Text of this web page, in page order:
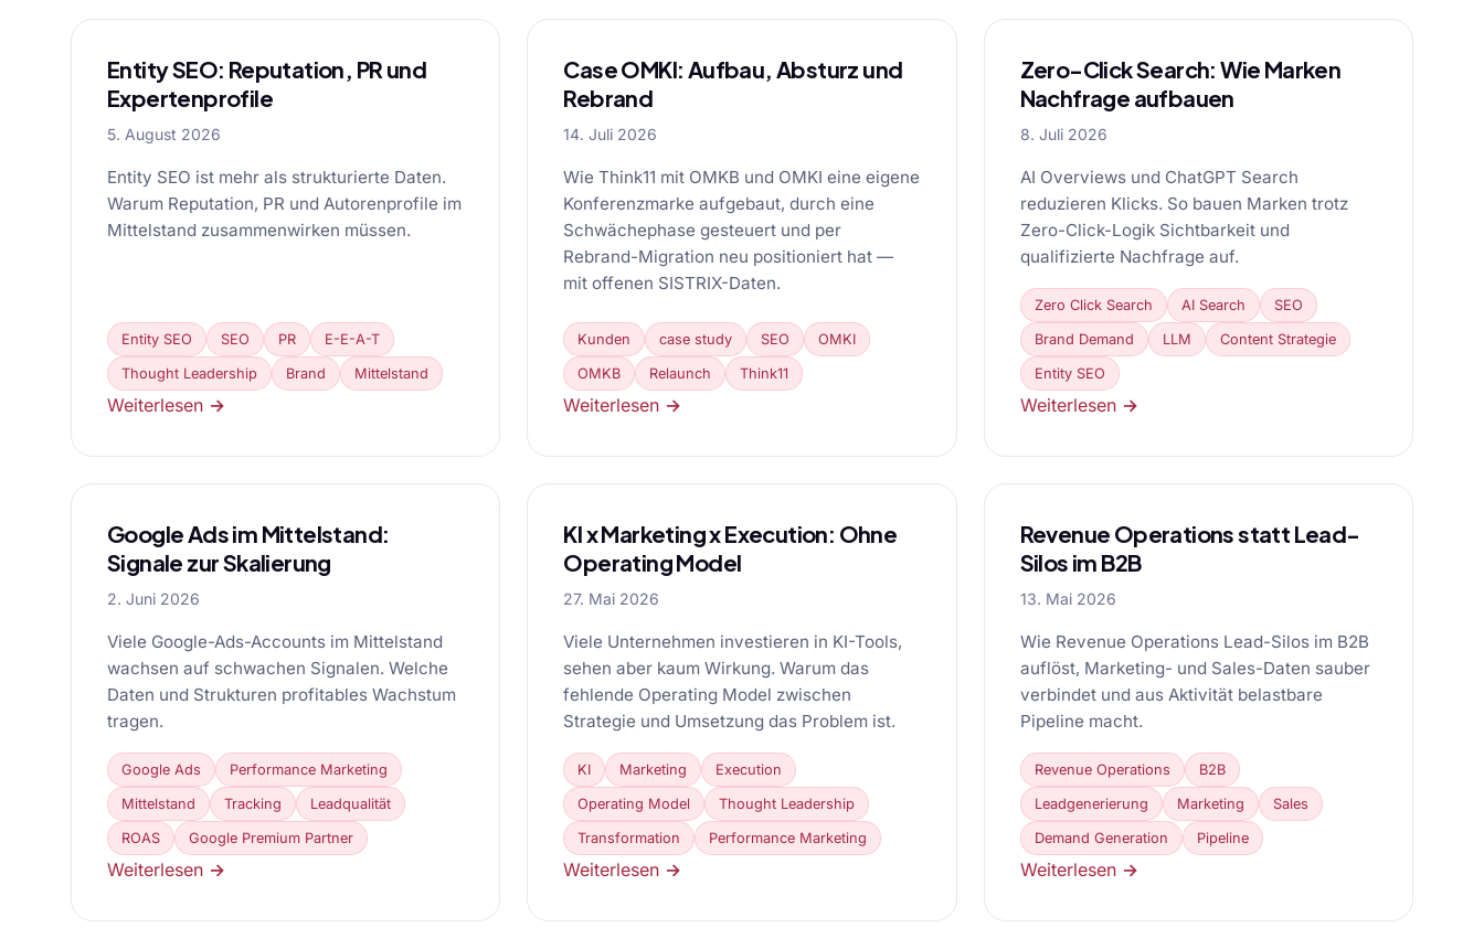
Alle Blog-Artikel
Entity SEO: Reputation, PR und
Expertenprofile
5. August 2026
Entity SEO ist mehr als strukturierte Daten.
Warum Reputation, PR und Autorenprofile im
Mittelstand zusammenwirken müssen.
Entity SEO SEO PR E-E-A-T
Thought Leadership Brand Mittelstand
Weiterlesen →
Case OMKI: Aufbau, Absturz und
Rebrand
14. Juli 2026
Wie Think11 mit OMKB und OMKI eine eigene
Konferenzmarke aufgebaut, durch eine
Schwächephase gesteuert und per
Rebrand-Migration neu positioniert hat —
mit offenen SISTRIX-Daten.
Kunden case study SEO OMKI
OMKB Relaunch Think11
Weiterlesen →
Zero-Click Search: Wie Marken
Nachfrage aufbauen
8. Juli 2026
AI Overviews und ChatGPT Search
reduzieren Klicks. So bauen Marken trotz
Zero-Click-Logik Sichtbarkeit und
qualifizierte Nachfrage auf.
Zero Click Search AI Search SEO
Brand Demand LLM Content Strategie
Entity SEO
Weiterlesen →
Google Ads im Mittelstand:
Signale zur Skalierung
2. Juni 2026
Viele Google-Ads-Accounts im Mittelstand
wachsen auf schwachen Signalen. Welche
Daten und Strukturen profitables Wachstum
tragen.
Google Ads Performance Marketing
Mittelstand Tracking Leadqualität
ROAS Google Premium Partner
Weiterlesen →
KI x Marketing x Execution: Ohne
Operating Model
27. Mai 2026
Viele Unternehmen investieren in KI-Tools,
sehen aber kaum Wirkung. Warum das
fehlende Operating Model zwischen
Strategie und Umsetzung das Problem ist.
KI Marketing Execution
Operating Model Thought Leadership
Transformation Performance Marketing
Weiterlesen →
Revenue Operations statt Lead-
Silos im B2B
13. Mai 2026
Wie Revenue Operations Lead-Silos im B2B
auflöst, Marketing- und Sales-Daten sauber
verbindet und aus Aktivität belastbare
Pipeline macht.
Revenue Operations B2B
Leadgenerierung Marketing Sales
Demand Generation Pipeline
Weiterlesen →